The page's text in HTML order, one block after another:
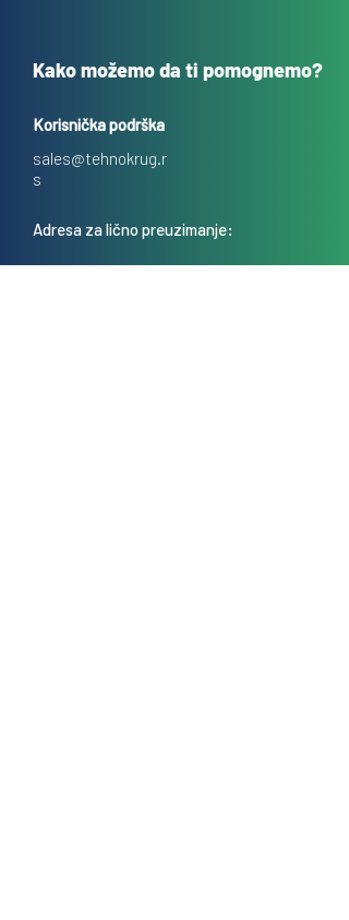
Kako možemo da ti pomognemo?
Korisnička podrška
sales@tehnokrug.r
s
Adresa za lično preuzimanje:
Kosovska 17 (ulaz iz Kondine),